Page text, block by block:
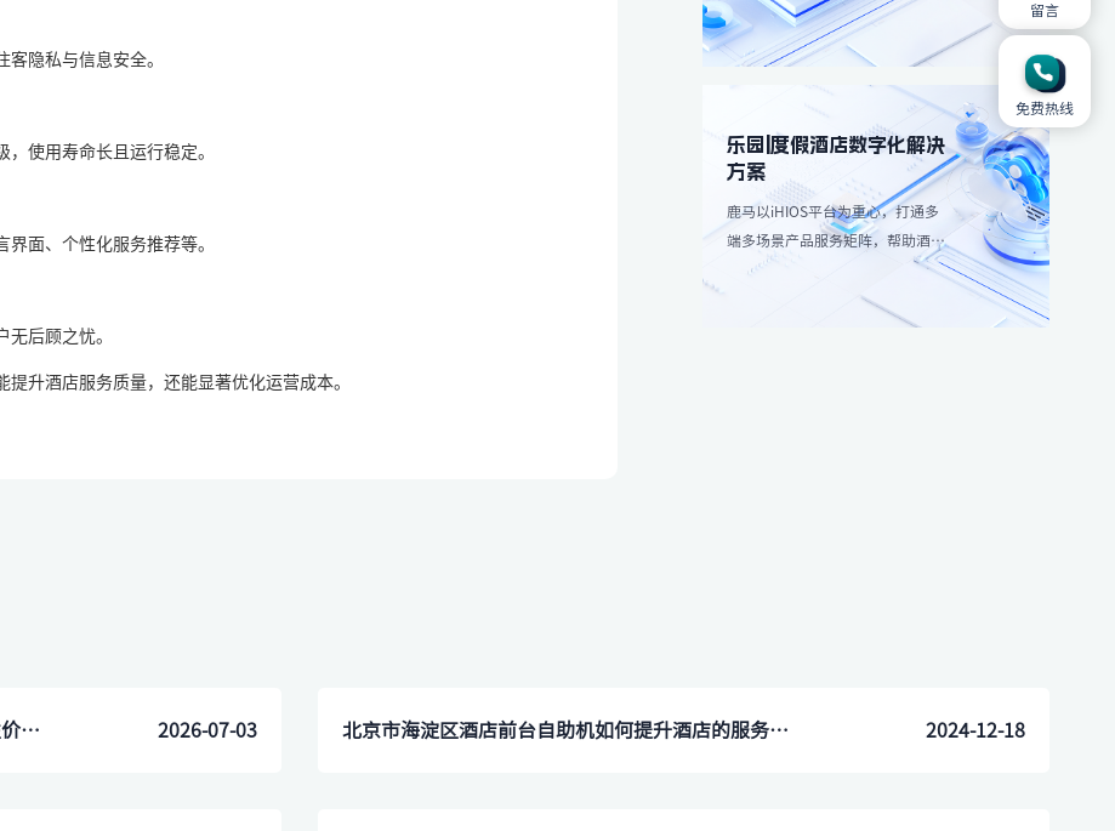
隐私与信息安全。
使用寿命长且运行稳定。
面、个性化服务推荐等。
后顾之忧。
升酒店服务质量，还能显著优化运营成本。
成本。
乐园|度假酒店数字化解决
方案
鹿马以iHIOS平台为重心，打通多
端多场景产品服务矩阵，帮助酒店
减轻高峰团客分流，带来更愉悦服
酒店自助入住机多少钱一台？预算有限，有没有性价比高的方案？ 2026-07-03 北京市海淀区酒店前台自助机如何提升酒店的服务质量？ 2024-12-18
留言
免费热线